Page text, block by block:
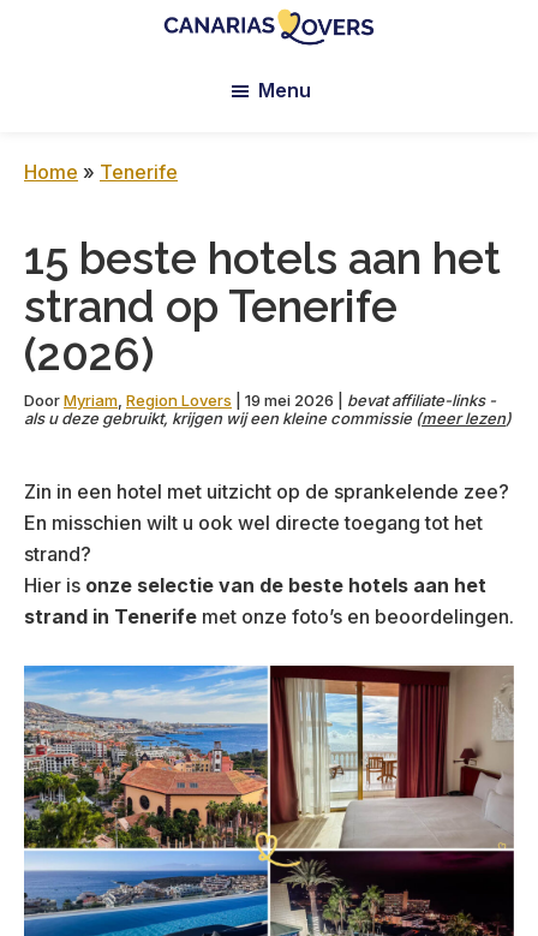
Lovers:
Gran
Canaria
Claire
Menu
Home » Tenerife
15 beste hotels aan het
strand op Tenerife
(2026)
DoorMyriam Region Lovers 19 mei 2026
bevat affiliate-links -
als u deze gebruikt, krijgen wij een kleine commissie (meer lezen)
Zin in een hotel met uitzicht op de sprankelende zee?
En misschien wilt u ook wel directe toegang tot het
strand?
Hier is onze selectie van de beste hotels aan het
strand in Tenerife met onze foto’s en beoordelingen.